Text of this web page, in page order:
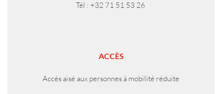
Tél : +32 71 51 53 26
ACCÈS
Accès aisé aux personnes à mobilité réduite